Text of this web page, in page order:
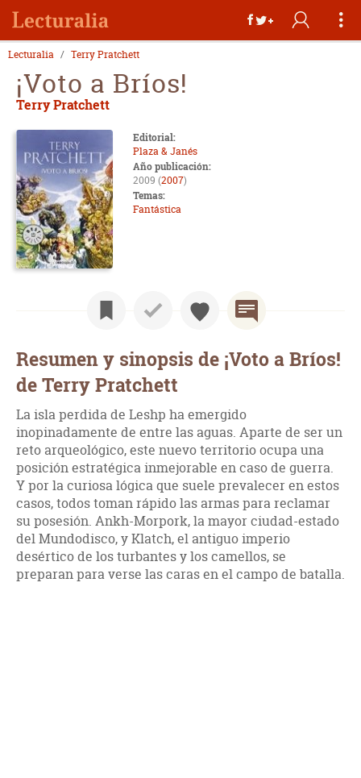
Lecturalia Terry Pratchett
¡Voto a Bríos!
Terry Pratchett
Editorial:
Plaza & Janés
Año publicación:
2009 (2007)
Temas:
Fantástica
Resumen y sinopsis de ¡Voto a Bríos!
de Terry Pratchett
La isla perdida de Leshp ha emergido
inopinadamente de entre las aguas. Aparte de ser un
reto arqueológico, este nuevo territorio ocupa una
posición estratégica inmejorable en caso de guerra.
Y por la curiosa lógica que suele prevalecer en estos
casos, todos toman rápido las armas para reclamar
su posesión. Ankh-Morpork, la mayor ciudad-estado
del Mundodisco, y Klatch, el antiguo imperio
desértico de los turbantes y los camellos, se
preparan para verse las caras en el campo de batalla.